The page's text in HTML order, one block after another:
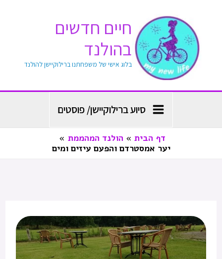
חיים חדשים
בהולנד
בלוג אישי של משפחתנו ברילוקיישן להולנד
סיוע ברילוקיישן/ פוסטים
דף הבית
הולנד המהממת
יער אמסטרדם והפעם עיזים ומים